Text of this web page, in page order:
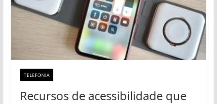
TELEFONIA
Recursos de acessibilidade que